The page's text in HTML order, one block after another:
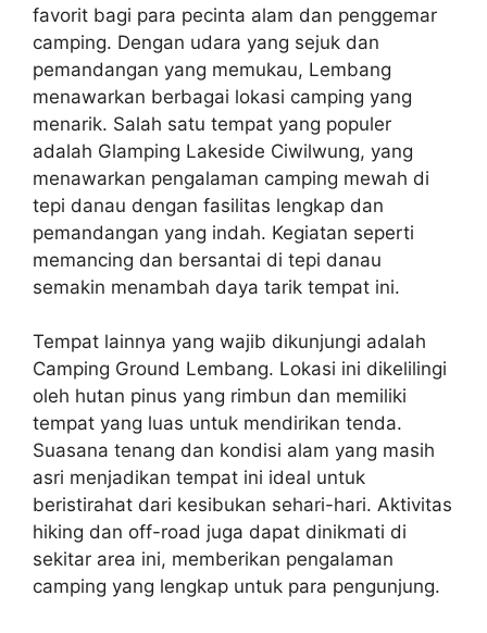
favorit bagi para pecinta alam dan penggemar
camping. Dengan udara yang sejuk dan
pemandangan yang memukau, Lembang
menawarkan berbagai lokasi camping yang
menarik. Salah satu tempat yang populer
adalah Glamping Lakeside Ciwilwung, yang
menawarkan pengalaman camping mewah di
tepi danau dengan fasilitas lengkap dan
pemandangan yang indah. Kegiatan seperti
memancing dan bersantai di tepi danau
semakin menambah daya tarik tempat ini.
Tempat lainnya yang wajib dikunjungi adalah
Camping Ground Lembang. Lokasi ini dikelilingi
oleh hutan pinus yang rimbun dan memiliki
tempat yang luas untuk mendirikan tenda.
Suasana tenang dan kondisi alam yang masih
asri menjadikan tempat ini ideal untuk
beristirahat dari kesibukan sehari-hari. Aktivitas
hiking dan off-road juga dapat dinikmati di
sekitar area ini, memberikan pengalaman
camping yang lengkap untuk para pengunjung.